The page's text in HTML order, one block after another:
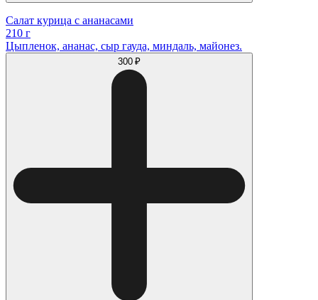
Салат курица с ананасами
210 г
Цыпленок, ананас, сыр гауда, миндаль, майонез.
300 ₽